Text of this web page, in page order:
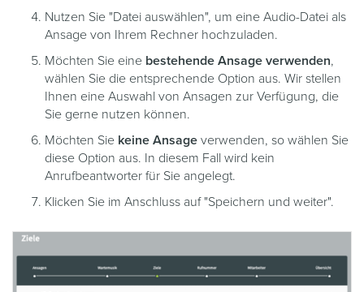
Nutzen Sie "Datei auswählen", um eine Audio-Datei als
Ansage von Ihrem Rechner hochzuladen.
Möchten Sie eine bestehende Ansage verwenden,
wählen Sie die entsprechende Option aus. Wir stellen
Ihnen eine Auswahl von Ansagen zur Verfügung, die
Sie gerne nutzen können.
Möchten Sie keine Ansage verwenden, so wählen Sie
diese Option aus. In diesem Fall wird kein
Anrufbeantworter für Sie angelegt.
Klicken Sie im Anschluss auf "Speichern und weiter".